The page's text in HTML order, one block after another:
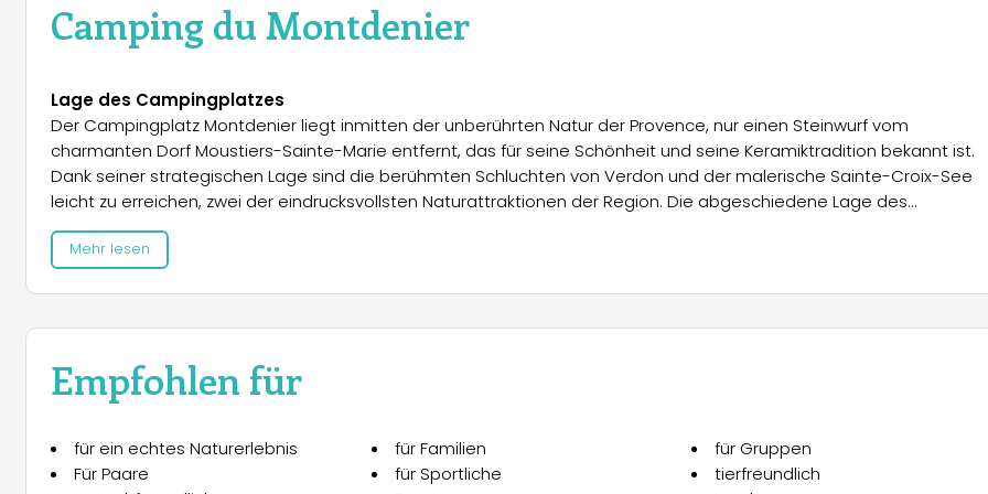
Camping du Montdenier
Lage des Campingplatzes
Der Campingplatz Montdenier liegt inmitten der unberührten Natur der Provence, nur einen Steinwurf vom
charmanten Dorf Moustiers-Sainte-Marie entfernt, das für seine Schönheit und seine Keramiktradition bekannt ist.
Dank seiner strategischen Lage sind die berühmten Schluchten von Verdon und der malerische Sainte-Croix-See
leicht zu erreichen, zwei der eindrucksvollsten Naturattraktionen der Region. Die abgeschiedene Lage des
Campingplatzes macht ihn zur idealen Wahl für alle, die Ruhe und authentische Landschaften inmitten der
provenzalischen Natur suchen.
Der Campingplatz Montdenier bietet eine Auswahl an Unterkünften, die den unterschiedlichen Bedürfnissen der
Einheit ist vollständig ausgestattet und umfasst ein Schlafzimmer mit einem Doppelbett (140 cm), ein zweites
Schlafzimmer mit zwei Einzelbetten (80 cm), ein Badezimmer mit Dusche und Waschbecken, eine separate
Kaffeemaschine und Geschirr. Draußen verfügen die Mobilheime über eine Sitzgruppe und einen Sonnenschutz,
perfekt für entspannte Stunden im Freien.
Mehr lesen
Empfohlen für
für ein echtes Naturerlebnis für Familien
für Gruppen
Für Paare
für Sportliche
tierfreundlich